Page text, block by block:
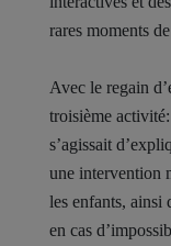
rares moments
Avec le regain
troisième activité:
s’agissait
une intervention
les enfants, ainsi
en cas